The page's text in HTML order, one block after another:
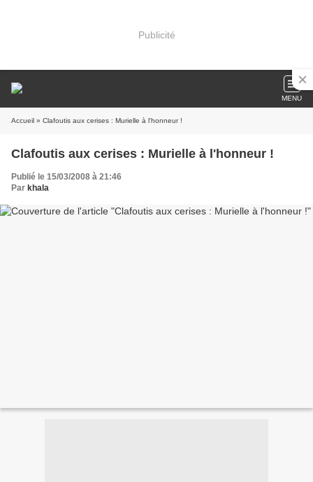
Publicité
MENU
Accueil » Clafoutis aux cerises : Murielle à l'honneur !
Clafoutis aux cerises : Murielle à l'honneur !
Publié le 15/03/2008 à 21:46
Par khala